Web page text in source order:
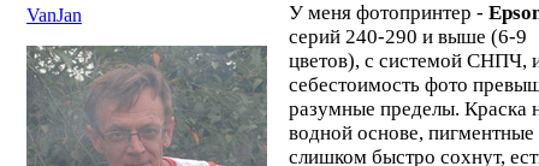
VanJan
У меня фотопринтер -
серий 240-290 и выше (6-9
цветов), с системой СНПЧ,
себестоимость фото
разумные пределы. Краска
водной основе, пигментные
слишком быстро сохнут,